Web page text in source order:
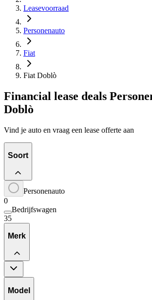
Leasevoorraad
Personenauto
Fiat
Fiat Doblò
Financial lease deals
Doblò
Vind je auto en vraag een lease offerte aan
Soort
Personenauto
0
Bedrijfswagen
35
Merk
Model